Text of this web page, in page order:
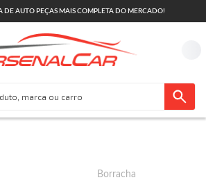
DE AUTO PEÇAS MAIS COMPLETA DO MERCADO!
Borracha